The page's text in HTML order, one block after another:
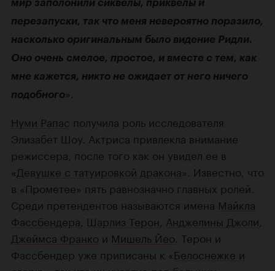
мир заполонили сиквелы, приквелы и
перезапуски, так что меня невероятно поразило,
насколько оригинальным было видение Ридли.
Оно очень смелое, простое, и вместе с тем, как
мне кажется, никто не ожидает от него ничего
подобного».
Нуми Рапас получила роль исследователя
Элизабет Шоу. Актриса привлекла внимание
режиссера, после того как он увидел ее в
«Девушке с татуировкой дракона». Известно, что
в «Прометее» пять равнозначно главных ролей.
Среди претендентов называются имена Майкла
Фассбендера Шарлиз Терон Анджелины Джоли
Джеймса Франко и Мишель Йео . Терон и
Фассбендер уже приписаны к «Белоснежке и